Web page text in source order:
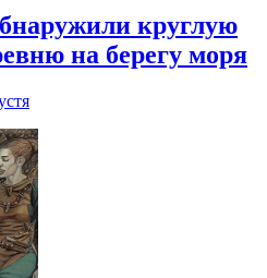
круглую
на берегу моря